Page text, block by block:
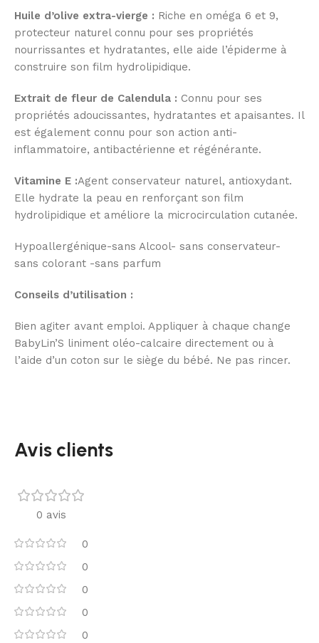
Huile d’olive extra-vierge : Riche en oméga 6 et 9,
protecteur naturel connu pour ses propriétés
nourrissantes et hydratantes, elle aide l’épiderme à
construire son film hydrolipidique.
Extrait de fleur de Calendula : Connu pour ses
propriétés adoucissantes, hydratantes et apaisantes. Il
est également connu pour son action anti-
inflammatoire, antibactérienne et régénérante.
Vitamine E :Agent conservateur naturel, antioxydant.
Elle hydrate la peau en renforçant son film
hydrolipidique et améliore la microcirculation cutanée.
Hypoallergénique-sans Alcool- sans conservateur-
sans colorant -sans parfum
Conseils d’utilisation :
Bien agiter avant emploi. Appliquer à chaque change
BabyLin’S liniment oléo-calcaire directement ou à
l’aide d’un coton sur le siège du bébé. Ne pas rincer.
Avis clients
0 avis
0
0
0
0
0